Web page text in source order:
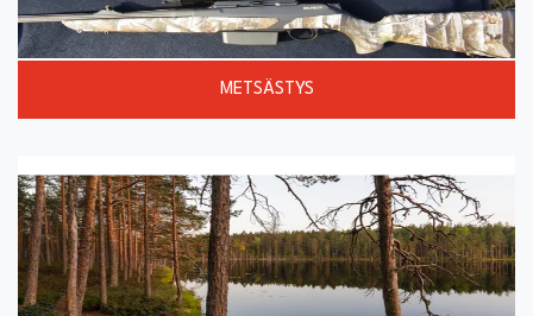
METSÄSTYS